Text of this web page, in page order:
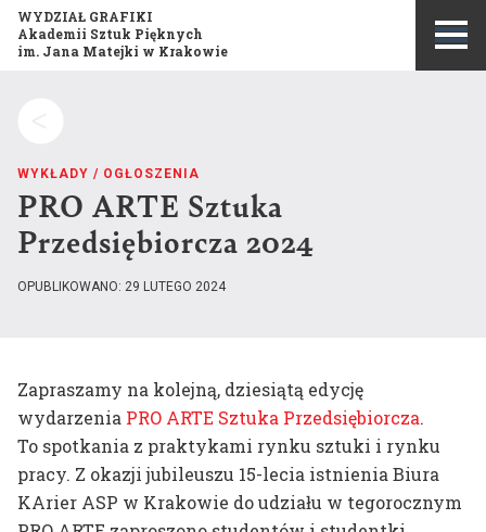
Misja i historia wydziału
Publikacje
Konkurs Grafika Roku
Kompas wizualny
Opis kierunku studiów
Program studiów
Plany zajęć
Szukaj:
WYDZIAŁ GRAFIKI
Akademii Sztuk Pięknych
im. Jana Matejki w Krakowie
WYKŁADY / OGŁOSZENIA
PRO ARTE Sztuka
Przedsiębiorcza 2024
OPUBLIKOWANO: 29 LUTEGO 2024
Zapraszamy na kolejną, dziesiątą edycję
wydarzenia PRO ARTE Sztuka Przedsiębiorcza.
To spotkania z praktykami rynku sztuki i rynku
pracy. Z okazji jubileuszu 15-lecia istnienia Biura
KArier ASP w Krakowie do udziału w tegorocznym